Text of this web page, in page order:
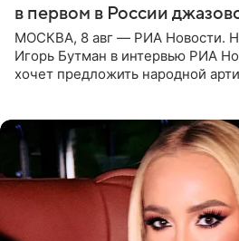
в первом в России
МОСКВА, 8 авг — РИА Новости.
Игорь Бутман в интервью РИА
хочет предложить народной